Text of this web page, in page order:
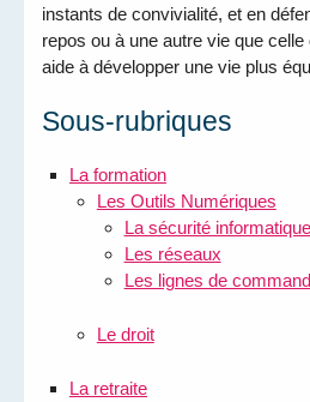
instants de convivialité, et en
repos ou à une autre vie que
aide à développer une vie plus
Sous-rubriques
La formation
Les Outils Numériques
La sécurité informatique
Les réseaux
Les lignes de
Le droit
La retraite